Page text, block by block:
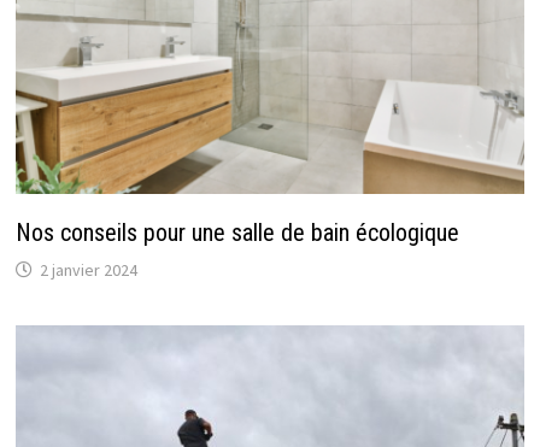
Nos conseils pour une salle de bain écologique
2 janvier 2024